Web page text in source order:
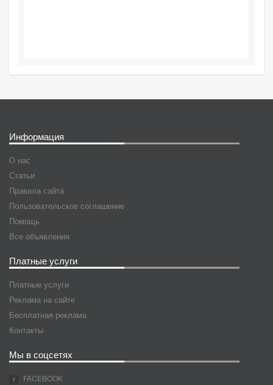
Информация
О нас
Статьи
Правила сайта
Пользовательское соглашение
Помощь
Все объявления
Платные услуги
Платные услуги
Реклама на сайте
Бесплатная реклама
Контакты
Мы в соцсетях
FACEBOOK